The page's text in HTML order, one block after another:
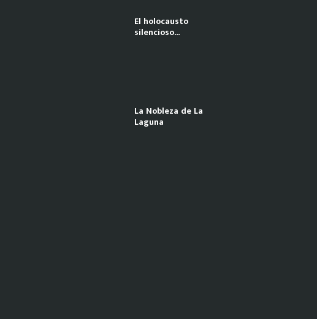
El holocausto
silencioso…
La Nobleza de La
Laguna